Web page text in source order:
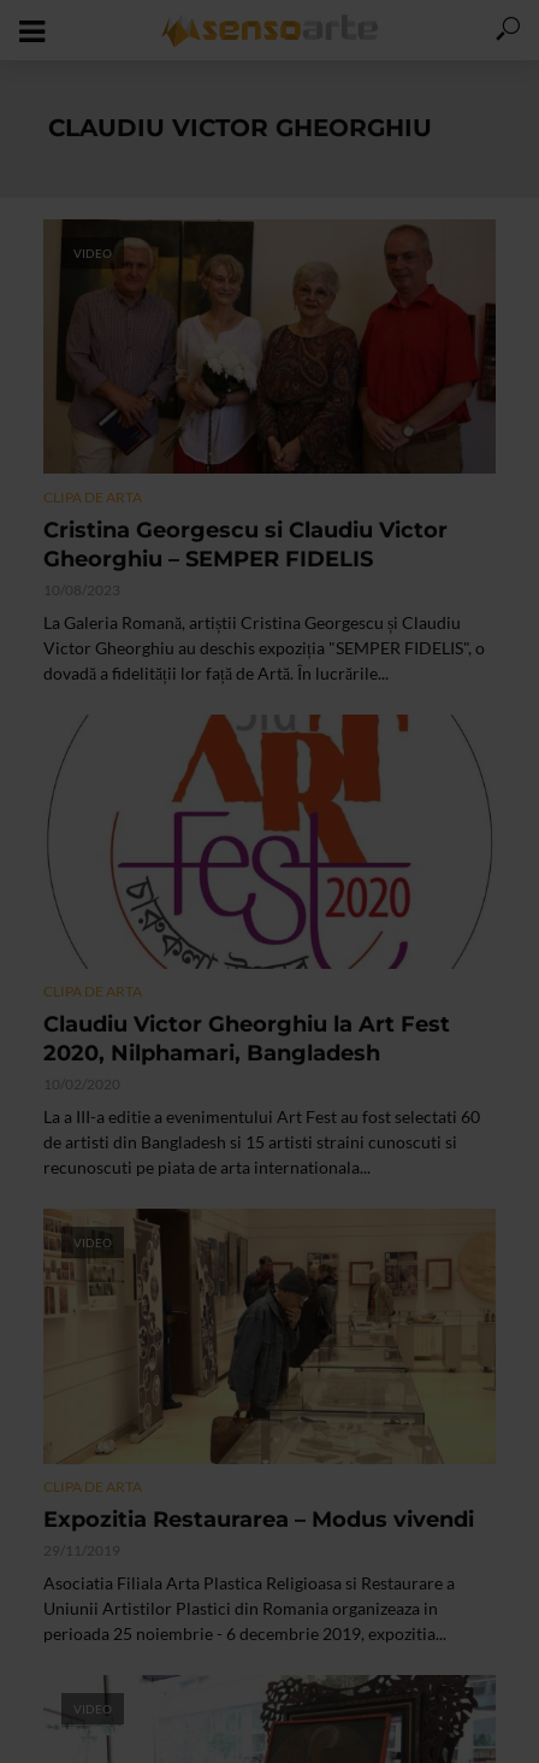
CLAUDIU VICTOR GHEORGHIU
VIDEO
CLIPA DE ARTA
Cristina Georgescu si Claudiu Victor
Gheorghiu – SEMPER FIDELIS
10/08/2023
La Galeria Romană, artiștii Cristina Georgescu și Claudiu
Victor Gheorghiu au deschis expoziția "SEMPER FIDELIS", o
dovadă a fidelității lor față de Artă. În lucrările...
CLIPA DE ARTA
Claudiu Victor Gheorghiu la Art Fest
2020, Nilphamari, Bangladesh
10/02/2020
La a III-a editie a evenimentului Art Fest au fost selectati 60
de artisti din Bangladesh si 15 artisti straini cunoscuti si
recunoscuti pe piata de arta internationala...
VIDEO
CLIPA DE ARTA
Expozitia Restaurarea – Modus vivendi
29/11/2019
Asociatia Filiala Arta Plastica Religioasa si Restaurare a
Uniunii Artistilor Plastici din Romania organizeaza in
perioada 25 noiembrie - 6 decembrie 2019, expozitia...
VIDEO